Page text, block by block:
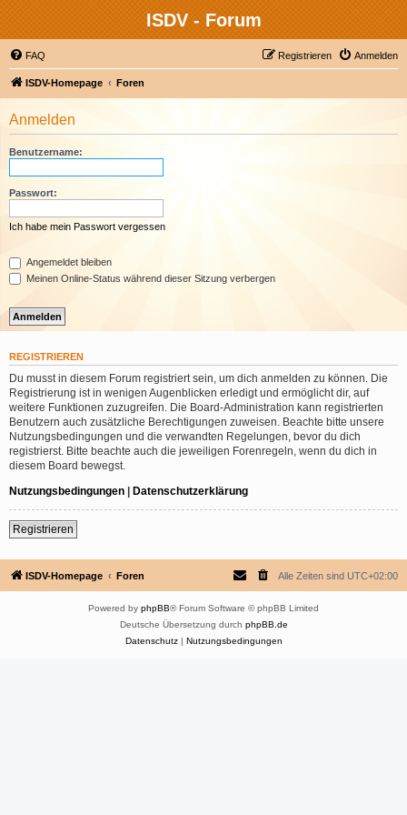
ISDV - Forum
FAQ Anmelden
Registrieren
ISDV-Homepage Foren
Anmelden
Benutzername:
Passwort:
Ich habe mein Passwort vergessen
Angemeldet bleiben
Meinen Online-Status während dieser Sitzung verbergen
REGISTRIEREN
Du musst in diesem Forum registriert sein, um dich anmelden zu können. Die
Registrierung ist in wenigen Augenblicken erledigt und ermöglicht dir, auf
weitere Funktionen zuzugreifen. Die Board-Administration kann registrierten
Benutzern auch zusätzliche Berechtigungen zuweisen. Beachte bitte unsere
Nutzungsbedingungen und die verwandten Regelungen, bevor du dich
registrierst. Bitte beachte auch die jeweiligen Forenregeln, wenn du dich in
diesem Board bewegst.
Nutzungsbedingungen | Datenschutzerklärung
Registrieren
ISDV-Homepage Foren Alle Zeiten sind UTC+02:00
Powered by phpBB® Forum Software © phpBB Limited
Deutsche Übersetzung durch phpBB.de
Datenschutz| Nutzungsbedingungen